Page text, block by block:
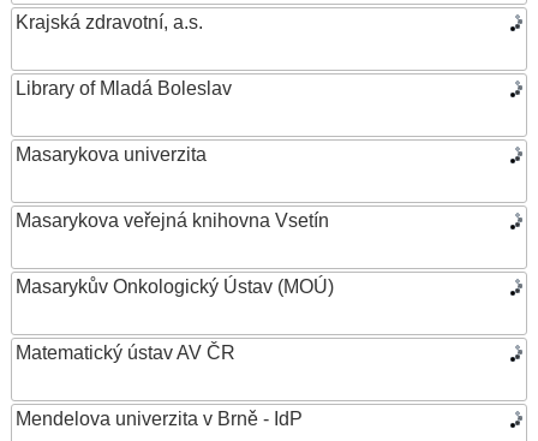
Krajská zdravotní, a.s.
Library of Mladá Boleslav
Masarykova univerzita
Masarykova veřejná knihovna Vsetín
Masarykův Onkologický Ústav (MOÚ)
Matematický ústav AV ČR
Mendelova univerzita v Brně - IdP